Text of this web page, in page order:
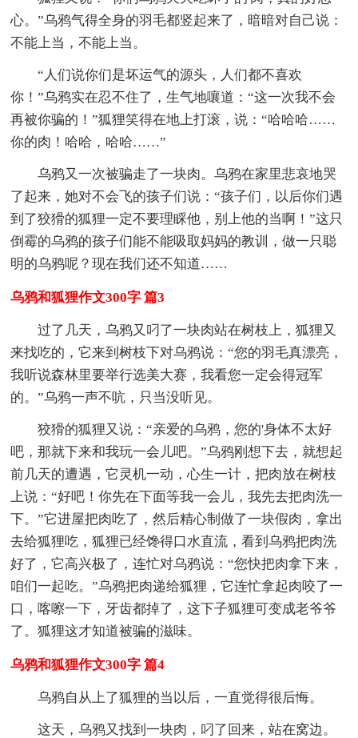
心。”乌鸦气得全身的羽毛都竖起来了，暗暗对自己说：
不能上当，不能上当。
“人们说你们是坏运气的源头，人们都不喜欢
你！”乌鸦实在忍不住了，生气地嚷道：“这一次我不会
再被你骗的！”狐狸笑得在地上打滚，说：“哈哈哈……
你的肉！哈哈，哈哈……”
乌鸦又一次被骗走了一块肉。乌鸦在家里悲哀地哭
了起来，她对不会飞的孩子们说：“孩子们，以后你们遇
到了狡猾的狐狸一定不要理睬他，别上他的当啊！”这只
倒霉的乌鸦的孩子们能不能吸取妈妈的教训，做一只聪
明的乌鸦呢？现在我们还不知道……
乌鸦和狐狸作文300字 篇3
过了几天，乌鸦又叼了一块肉站在树枝上，狐狸又
来找吃的，它来到树枝下对乌鸦说：“您的羽毛真漂亮，
我听说森林里要举行选美大赛，我看您一定会得冠军
的。”乌鸦一声不吭，只当没听见。
狡猾的狐狸又说：“亲爱的乌鸦，您的'身体不太好
吧，那就下来和我玩一会儿吧。”乌鸦刚想下去，就想起
前几天的遭遇，它灵机一动，心生一计，把肉放在树枝
上说：“好吧！你先在下面等我一会儿，我先去把肉洗一
下。”它进屋把肉吃了，然后精心制做了一块假肉，拿出
去给狐狸吃，狐狸已经馋得口水直流，看到乌鸦把肉洗
好了，它高兴极了，连忙对乌鸦说：“您快把肉拿下来，
咱们一起吃。”乌鸦把肉递给狐狸，它连忙拿起肉咬了一
口，喀嚓一下，牙齿都掉了，这下子狐狸可变成老爷爷
了。狐狸这才知道被骗的滋味。
乌鸦和狐狸作文300字 篇4
乌鸦自从上了狐狸的当以后，一直觉得很后悔。
这天，乌鸦又找到一块肉，叼了回来，站在窝边。